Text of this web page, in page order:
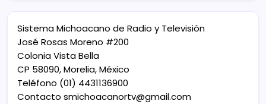
Sistema Michoacano de Radio y Televisión
José Rosas Moreno #200
Colonia Vista Bella
CP 58090, Morelia, México
Teléfono (01) 4431136900
Contacto smichoacanortv@gmail.com